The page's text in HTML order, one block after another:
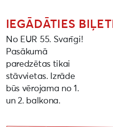
IEGĀDĀTIES BIĻETI
No EUR 55. Svarīgi!
Pasākumā
paredzētas tikai
stāvvietas. Izrāde
būs vērojama no 1.
un 2. balkona.